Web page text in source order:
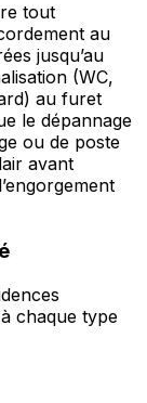
tout
au
jusqu’au
(WC,
au furet
le dépannage
ou de poste
avant
chaque type